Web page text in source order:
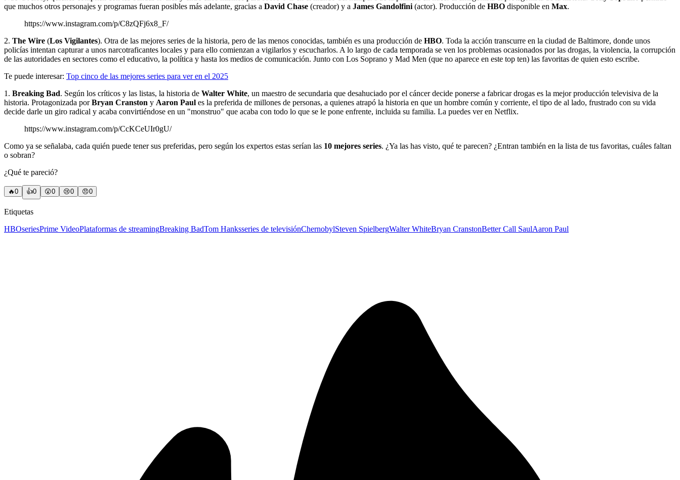
que muchos otros personajes y programas fueran posibles más adelante, gracias a David Chase (creador) y a James Gandolfini (actor). Producción de HBO disponible en Max.
https://www.instagram.com/p/C8zQFj6x8_F/
2. The Wire (Los Vigilantes). Otra de las mejores series de la historia, pero de las menos conocidas, también es una producción de HBO. Toda la acción transcurre en la ciudad de Baltimore, donde unos
policías intentan capturar a unos narcotraficantes locales y para ello comienzan a vigilarlos y escucharlos. A lo largo de cada temporada se ven los problemas ocasionados por las drogas, la violencia, la corrupción
de las autoridades en sectores como el educativo, la política y hasta los medios de comunicación. Junto con Los Soprano y Mad Men (que no aparece en este top ten) las favoritas de quien esto escribe.
Te puede interesar: Top cinco de las mejores series para ver en el 2025
1. Breaking Bad. Según los críticos y las listas, la historia de Walter White, un maestro de secundaria que desahuciado por el cáncer decide ponerse a fabricar drogas es la mejor producción televisiva de la
historia. Protagonizada porBryan Cranston y Aaron Paul es la preferida de millones de personas, a quienes atrapó la historia en que un hombre común y corriente, el tipo de al lado, frustrado con su vida
decide darle un giro radical y acaba convirtiéndose en un "monstruo" que acaba con todo lo que se le pone enfrente, incluida su familia. La puedes ver en Netflix.
https://www.instagram.com/p/CcKCeUIr0gU/
Como ya se señalaba, cada quién puede tener sus preferidas, pero según los expertos estas serían las 10 mejores series. ¿Ya las has visto, qué te parecen? ¿Entran también en la lista de tus favoritas, cuáles faltan
o sobran?
¿Qué te pareció?
🔥0 👍0 😲0 😢0 😠0
Etiquetas
HBOseriesPrime VideoPlataformas de streamingBreaking BadTom Hanksseries de televisiónChernobylSteven SpielbergWalter WhiteBryan CranstonBetter Call SaulAaron Paul